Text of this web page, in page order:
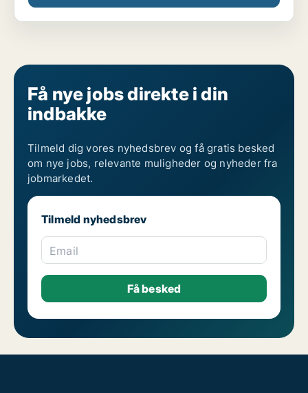
Få nye jobs direkte i din
indbakke
Tilmeld dig vores nyhedsbrev og få gratis besked
om nye jobs, relevante muligheder og nyheder fra
jobmarkedet.
Tilmeld nyhedsbrev
Email